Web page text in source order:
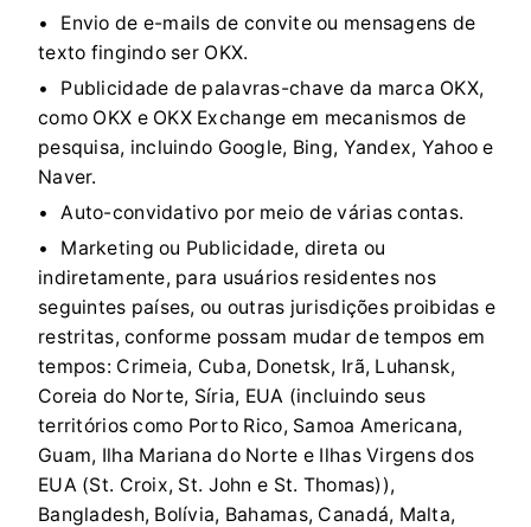
Envio de e-mails de convite ou mensagens de
texto fingindo ser OKX.
Publicidade de palavras-chave da marca OKX,
como OKX e OKX Exchange em mecanismos de
pesquisa, incluindo Google, Bing, Yandex, Yahoo e
Naver.
Auto-convidativo por meio de várias contas.
Marketing ou Publicidade, direta ou
indiretamente, para usuários residentes nos
seguintes países, ou outras jurisdições proibidas e
restritas, conforme possam mudar de tempos em
tempos: Crimeia, Cuba, Donetsk, Irã, Luhansk,
Coreia do Norte, Síria, EUA (incluindo seus
territórios como Porto Rico, Samoa Americana,
Guam, Ilha Mariana do Norte e Ilhas Virgens dos
EUA (St. Croix, St. John e St. Thomas)),
Bangladesh, Bolívia, Bahamas, Canadá, Malta,